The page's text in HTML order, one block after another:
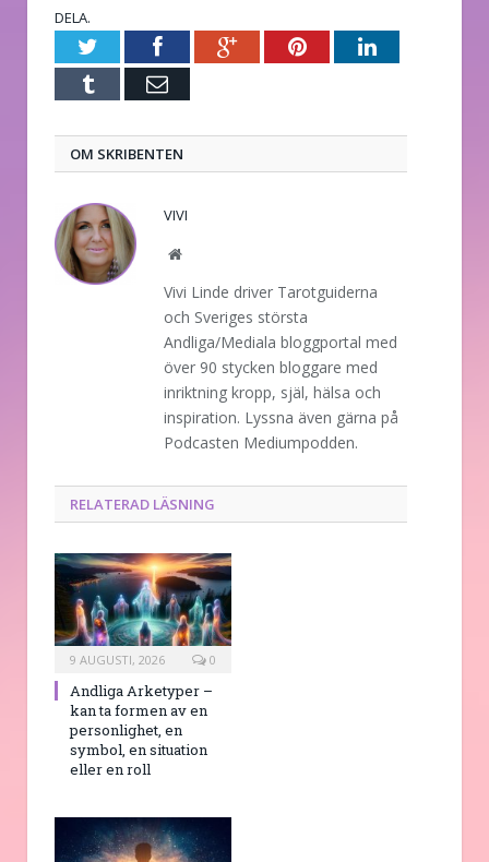
DELA.
TwitterFacebookGoogle+PinterestLinkedIn
Tumblr E-
OM SKRIBENTEN
VIVI
Website
Vivi Linde driver Tarotguiderna
och Sveriges största
Andliga/Mediala bloggportal med
över 90 stycken bloggare med
inriktning kropp, själ, hälsa och
inspiration. Lyssna även gärna på
Podcasten Mediumpodden.
RELATERAD LÄSNING
9 AUGUSTI, 2026 0
Andliga Arketyper –
kan ta formen av en
personlighet, en
symbol, en situation
eller en roll